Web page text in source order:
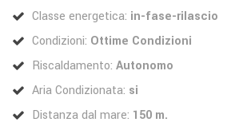
Classe energetica: in-fase-rilascio
Condizioni: Ottime Condizioni
Riscaldamento: Autonomo
Aria Condizionata: si
Distanza dal mare: 150 m.